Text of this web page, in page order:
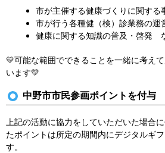
市が主催する健康づくりに関する
市が行う各種健（検）診業務の運
健康に関する知識の普及・啓発
💛可能な範囲でできることを一緒に考え
います💛
中野市市民参画ポイントを付与
上記の活動に協力をしていただいた場合
たポイントは所定の期間内にデジタルギ
す。